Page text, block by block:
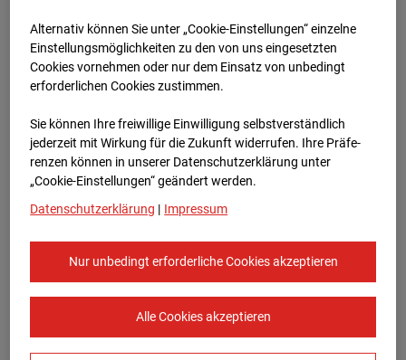
Alternativ können Sie unter „Cookie-Einstellungen“ einzelne
Einstellungsmöglichkeiten zu den von uns eingesetzten
Cookies vornehmen oder nur dem Einsatz von unbedingt
erforderlichen Cookies zustimmen.
Sie können Ihre freiwillige Einwilligung selbstverständlich
jederzeit mit Wirkung für die Zukunft widerrufen. Ihre Prä­fe­
renzen können in unserer Datenschutzerklärung unter
„Cookie-Einstellungen“ geändert werden.
Datenschutzerklärung | Impressum
Nur unbedingt erforderliche Cookies akzeptieren
Alle Cookies akzeptieren